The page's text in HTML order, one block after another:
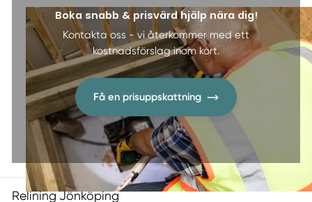
Boka snabb & prisvärd hjälp nära dig!
Kontakta oss - vi återkommer med ett
kostnadsförslag inom kort.
Få en prisuppskattning
Relining Jönköping